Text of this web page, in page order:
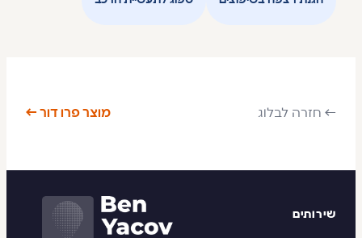
← חזרה לבלוג מוצר פרו דור ←
שירותים